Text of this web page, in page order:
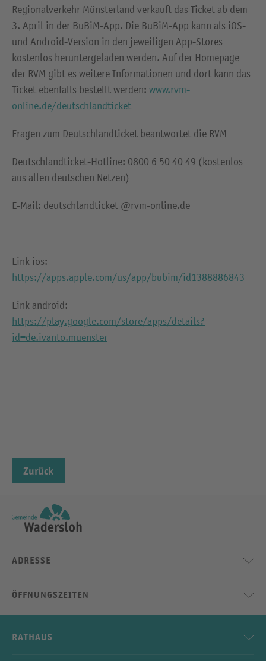
Regionalverkehr Münsterland verkauft das Ticket ab dem
3. April in der BuBiM-App. Die BuBiM-App kann als iOS-
und Android-Version in den jeweiligen App-Stores
kostenlos heruntergeladen werden. Auf der Homepage
der RVM gibt es weitere Informationen und dort kann das
Ticket ebenfalls bestellt werden: www.rvm-
online.de/deutschlandticket
Fragen zum Deutschlandticket beantwortet die RVM
Deutschlandticket-Hotline: 0800 6 50 40 49 (kostenlos
aus allen deutschen Netzen)
E-Mail: deutschlandticket @rvm-online.de
Link ios:
https://apps.apple.com/us/app/bubim/id1388886843
Link android:
https://play.google.com/store/apps/details?
id=de.ivanto.muenster
Zurück
ADRESSE
ÖFFNUNGSZEITEN
RATHAUS